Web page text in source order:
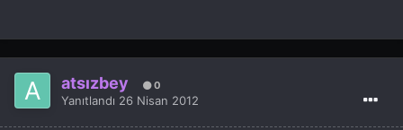
atsızbey 0
Yanıtlandı 26 Nisan 2012